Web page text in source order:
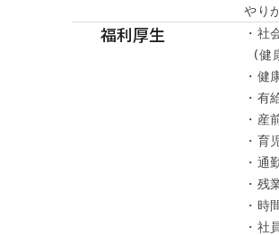
やり
福利厚生
・社
(健
・
・有
・産
・育
・通
・残
・時
・社